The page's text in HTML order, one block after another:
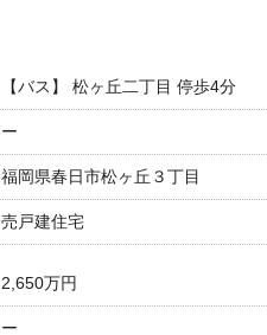
【バス】 松ヶ丘二丁目 停歩4分
ー
福岡県春日市松ヶ丘３丁目
売戸建住宅
2,650万円
ー